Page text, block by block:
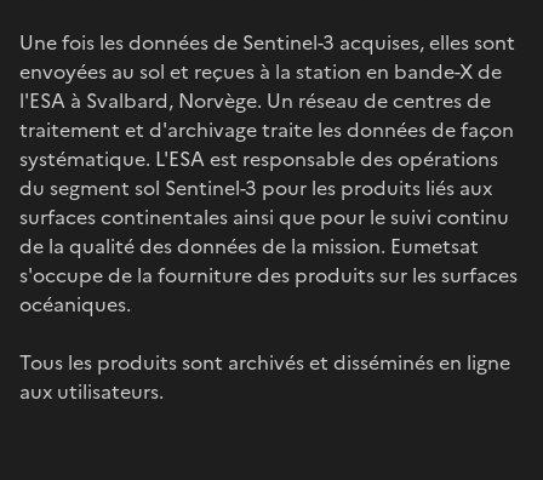
Une fois les données de Sentinel-3 acquises, elles sont
envoyées au sol et reçues à la station en bande-X de
l'ESA à Svalbard, Norvège. Un réseau de centres de
traitement et d'archivage traite les données de façon
systématique. L'ESA est responsable des opérations
du segment sol Sentinel-3 pour les produits liés aux
surfaces continentales ainsi que pour le suivi continu
de la qualité des données de la mission. Eumetsat
s'occupe de la fourniture des produits sur les surfaces
océaniques.
Tous les produits sont archivés et disséminés en ligne
aux utilisateurs.